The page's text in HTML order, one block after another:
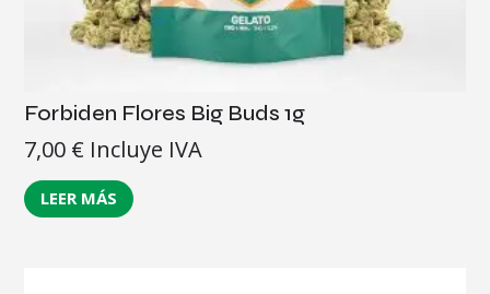
Forbiden Flores Big Buds 1g
7,00 € Incluye IVA
LEER MÁS